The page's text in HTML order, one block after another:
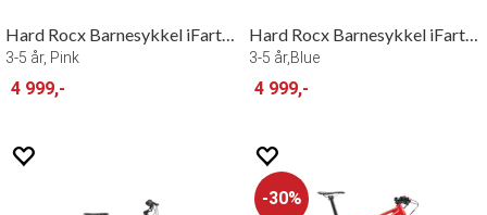
Hard Rocx Barnesykkel iFarta 14"
3-5 år, Pink
4 999,-
Hard Rocx Barnesykkel iFarta 14"
3-5 år,Blue
4 999,-
30%